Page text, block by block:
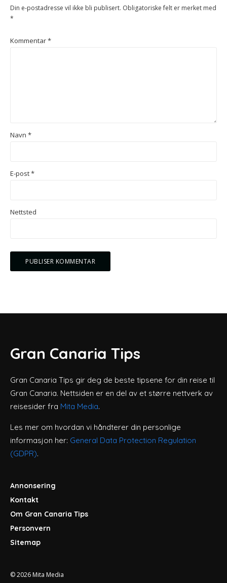
Din e-postadresse vil ikke bli publisert. Obligatoriske felt er merket med
*
Kommentar*
Navn *
E-post*
Nettsted
Gran Canaria Tips
Gran Canaria Tips gir deg de beste tipsene for din reise til
Gran Canaria. Nettsiden er en del av et større nettverk av
reisesider fra Mita Media.
Les mer om hvordan vi håndterer din personlige
informasjon her: General Data Protection Regulation
(GDPR).
Annonsering
Kontakt
Om Gran Canaria Tips
Personvern
Sitemap
© 2026 Mita Media